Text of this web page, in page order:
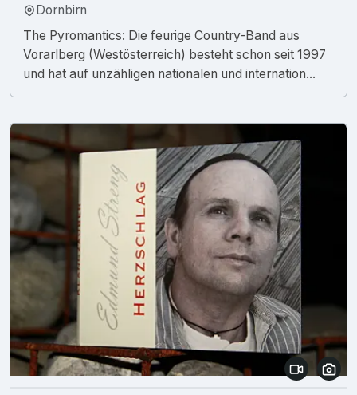
Dornbirn
The Pyromantics: Die feurige Country-Band aus
Vorarlberg (Westösterreich) besteht schon seit 1997
und hat auf unzähligen nationalen und internation...